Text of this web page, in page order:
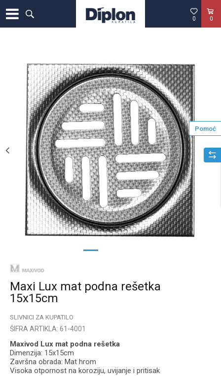
0
0
1
Maxi Lux mat podna rešetka
15x15cm
SLIVNICI ZA KUPATILO
ŠIFRA ARTIKLA: 61-4001
Maxivod Lux mat podna rešetka
Dimenzija: 15x15cm
Završna obrada: Mat hrom
Visoka otpornost na koroziju, uvijanje i pritisak
Pomoć